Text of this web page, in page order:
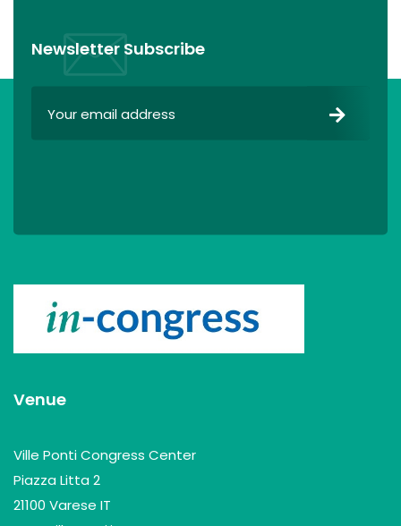
Newsletter Subscribe
Venue
Ville Ponti Congress Center
Piazza Litta 2
21100 Varese IT